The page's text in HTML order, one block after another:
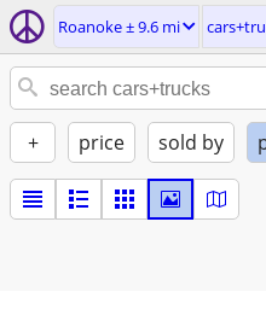
Roanoke ± 9.6 mi
+ price sold by